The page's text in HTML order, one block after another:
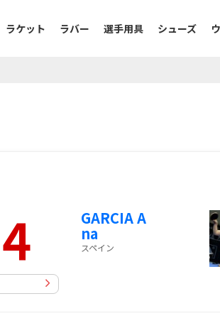
ラケット ラバー 選手用具 シューズ
4 GARCIA A
na
スペイン